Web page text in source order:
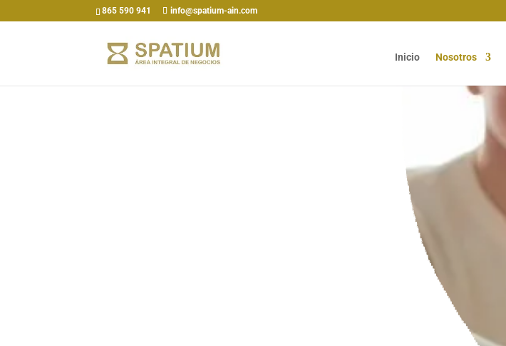
865 590 941 info@spatium-ain.com
Inicio Nosotros